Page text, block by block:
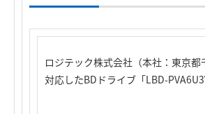
ロジテック株式会社（本社：東京
対応したBDドライブ「LBD-